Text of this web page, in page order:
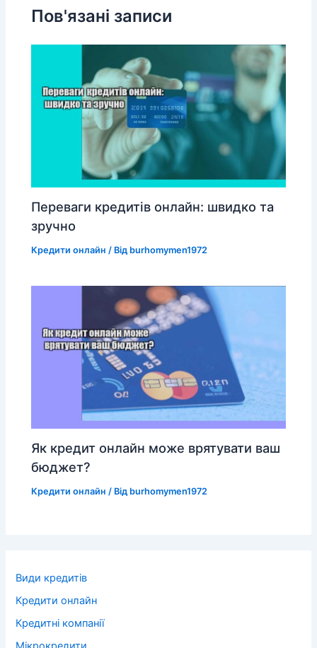
Пов'язані записи
Переваги кредитів онлайн: швидко та
зручно
Кредити онлайн / Від burhomymen1972
Як кредит онлайн може врятувати ваш
бюджет?
Кредити онлайн / Від burhomymen1972
Види кредитів
Кредити онлайн
Кредитні компанії